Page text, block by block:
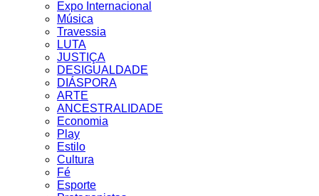
Expo Internacional
Música
Travessia
LUTA
JUSTIÇA
DESIGUALDADE
DIÁSPORA
ARTE
ANCESTRALIDADE
Economia
Play
Estilo
Cultura
Fé
Esporte